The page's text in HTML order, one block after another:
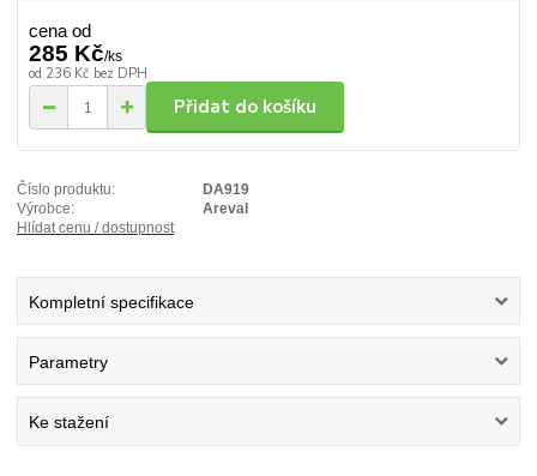
cena od
285 Kč/ks
od 236 Kč bez DPH
Přidat do košíku
Číslo produktu:
DA919
Výrobce:
Areval
Hlídat cenu / dostupnost
Kompletní specifikace
Parametry
Ke stažení